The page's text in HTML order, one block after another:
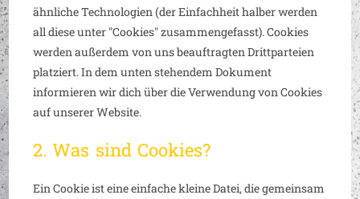
ähnliche Technologien (der Einfachheit halber werden
all diese unter "Cookies" zusammengefasst). Cookies
werden außerdem von uns beauftragten Drittparteien
platziert. In dem unten stehendem Dokument
informieren wir dich über die Verwendung von Cookies
auf unserer Website.
2. Was sind Cookies?
Ein Cookie ist eine einfache kleine Datei, die gemeinsam